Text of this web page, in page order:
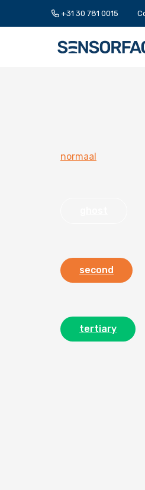
+31 30 781 0015
normaal
second
tertiary